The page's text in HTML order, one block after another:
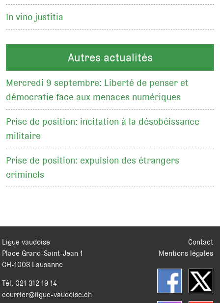
In vino justitia
Autres actualités
Mercredi 9 septembre: Liberté de penser et
démocratie face aux menaces numériques
Prise de position: incitation à la désobéissance
militaire
Prise de position: expulsion des étrangers
criminels
Contact
Mentions légales
Ligue vaudoise
Place Grand-Saint-Jean 1
CH-1003 Lausanne
Tél. 021 312 19 14
courrier@ligue-vaudoise.ch